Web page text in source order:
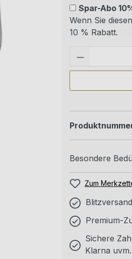
Spar-Abo
Wenn Sie
10 % Rabatt.
Besondere
Zum
Premium-
Sichere
Klarna uvm.